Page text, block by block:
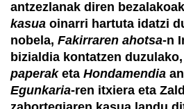
antzezlanak diren
kasua oinarri hartuta idatzi
nobela, Fakirraren ahotsa-n
bizialdia kontatzen
paperaketa Hondamendia
Egunkaria-ren itxiera eta